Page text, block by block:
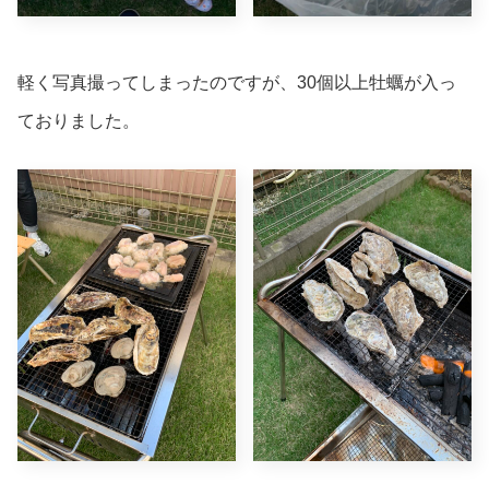
軽く写真撮ってしまったのですが、30個以上牡蠣が入っ
ておりました。